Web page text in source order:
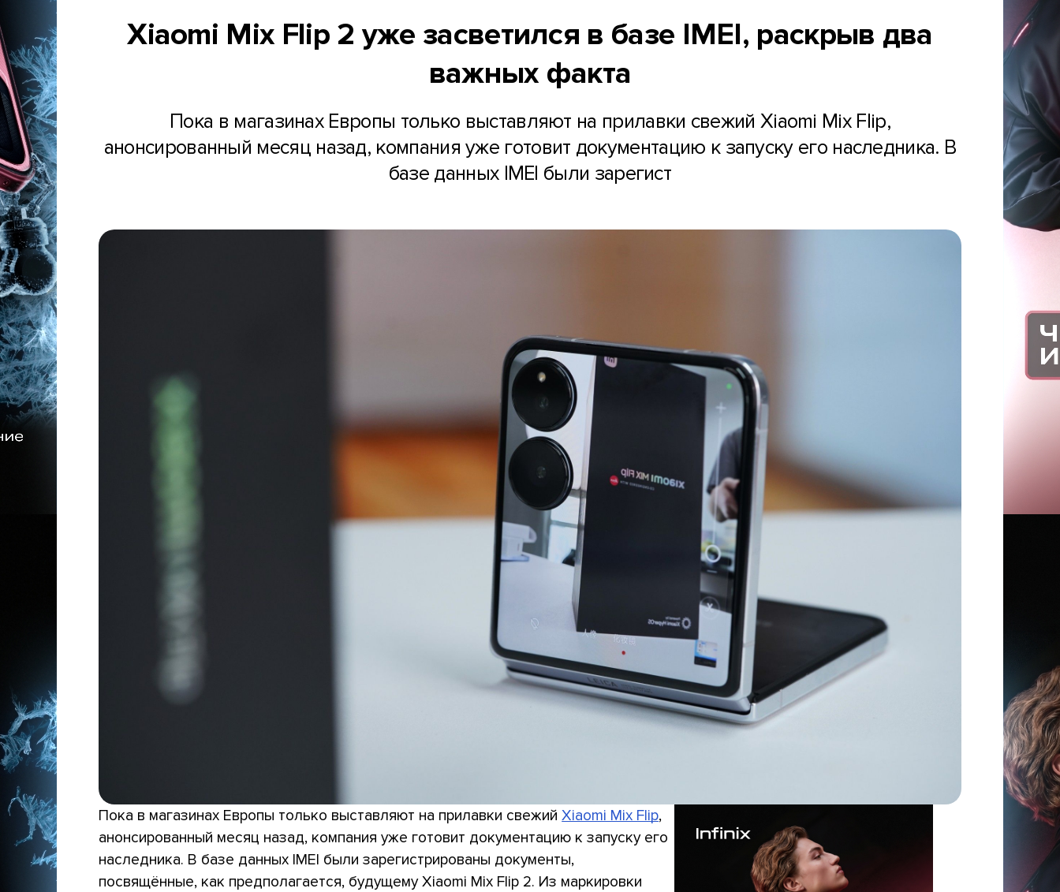
Xiaomi Mix Flip 2 уже засветился в базе IMEI, раскрыв два
важных факта
Пока в магазинах Европы только выставляют на прилавки свежий Xiaomi Mix Flip,
анонсированный месяц назад, компания уже готовит документацию к запуску его наследника. В
базе данных IMEI были зарегист
Пока в магазинах Европы только выставляют на прилавки свежийXiaomi Mix Flip,
анонсированный месяц назад, компания уже готовит документацию к запуску его
наследника. В базе данных IMEI были зарегистрированы документы,
посвящённые, как предполагается, будущему Xiaomi Mix Flip 2. Из маркировки